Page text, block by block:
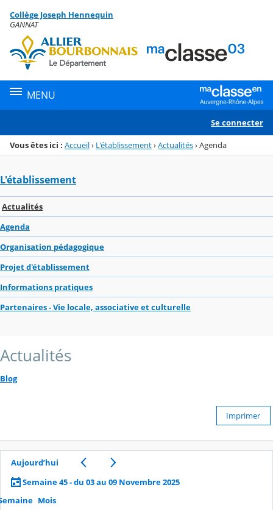
Menu de la rubrique
Contenu
Collège Joseph Hennequin
GANNAT
MENU
Se connecter
Vous êtes ici : Accueil› L'établissement›Actualités›Agenda
L'établissement
Actualités
Agenda
Organisation pédagogique
Projet d'établissement
Informations pratiques
Partenaires - Vie locale, associative et culturelle
Actualités
Blog
Imprimer
Aujourd’hui
Semaine 45 - du 03 au 09 Novembre 2025
Mois